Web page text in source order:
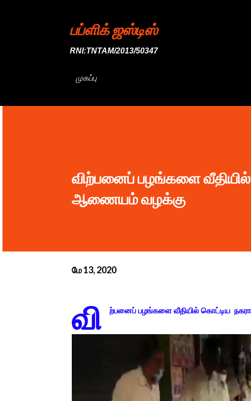
பப்ளிக் ஜஸ்டிஸ்
RNI:TNTAM/2013/50347
முகப்பு
விற்பனைப் பழங்களை
ஆணையம் வழக்கு
மே 13, 2020
வி ற்பனைப் பழங்களை வீதியில் கொட்டிய